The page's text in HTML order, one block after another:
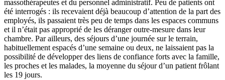
massothérapeutes et du personnel administratif. Peu de patients ont
été interrogés : ils recevaient déjà beaucoup d’attention de la part des
employés, ils passaient très peu de temps dans les espaces communs
et il n’était pas approprié de les déranger outre-mesure dans leur
chambre. Par ailleurs, des séjours d’une journée sur le terrain,
habituellement espacés d’une semaine ou deux, ne laissaient pas la
possibilité de développer des liens de confiance forts avec la famille,
les proches et les malades, la moyenne du séjour d’un patient frôlant
les 19 jours.